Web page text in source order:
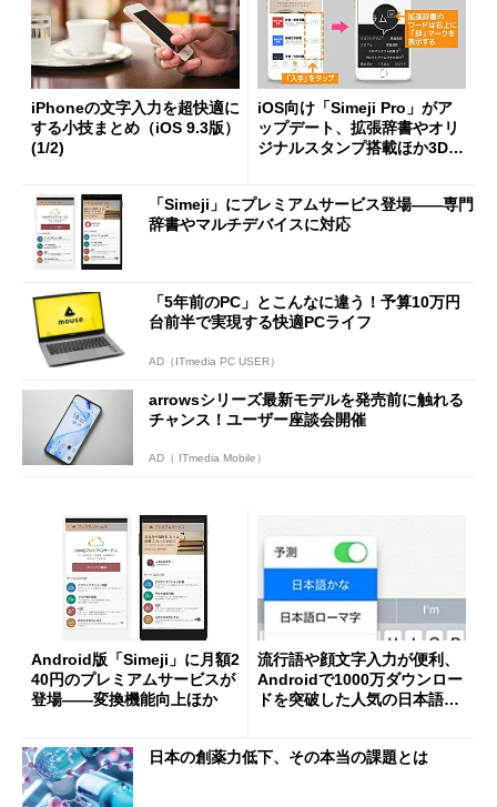
iPhoneの文字入力を超快適に
する小技まとめ（iOS 9.3版）
(1/2)
iOS向け「Simeji Pro」がア
ップデート、拡張辞書やオリ
ジナルスタンプ搭載ほか3D t
「Simeji」にプレミアムサービス登場――専門
辞書やマルチデバイスに対応
「5年前のPC」とこんなに違う！予算10万円
台前半で実現する快適PCライフ
AD（ITmedia PC USER）
arrowsシリーズ最新モデルを発売前に触れる
チャンス！ユーザー座談会開催
AD（ ITmedia Mobile）
Android版「Simeji」に月額2
40円のプレミアムサービスが
登場――変換機能向上ほか
流行語や顔文字入力が便利、
Androidで1000万ダウンロー
ドを突破した人気の日本語入
日本の創薬力低下、その本当の課題とは